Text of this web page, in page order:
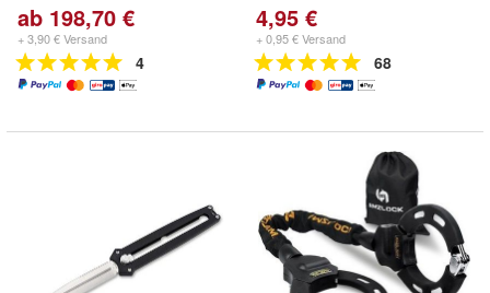
ab 198,70 €
+ 3,90 € Versand
4
4,95 €
+ 0,95 € Versand
68